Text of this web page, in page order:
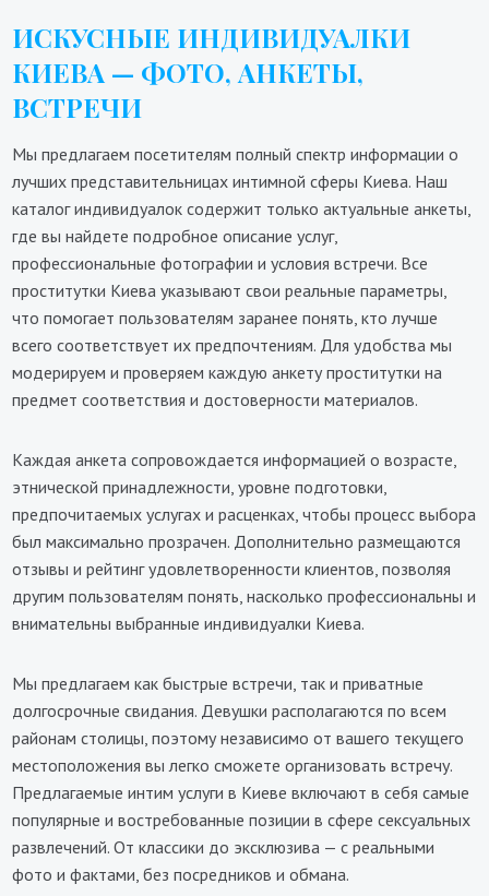
ИСКУСНЫЕ ИНДИВИДУАЛКИ
КИЕВА — ФОТО, АНКЕТЫ,
ВСТРЕЧИ
Мы предлагаем посетителям полный спектр информации о
лучших представительницах интимной сферы Киева. Наш
каталог индивидуалок содержит только актуальные анкеты,
где вы найдете подробное описание услуг,
профессиональные фотографии и условия встречи. Все
проститутки Киева указывают свои реальные параметры,
что помогает пользователям заранее понять, кто лучше
всего соответствует их предпочтениям. Для удобства мы
модерируем и проверяем каждую анкету проститутки на
предмет соответствия и достоверности материалов.
Каждая анкета сопровождается информацией о возрасте,
этнической принадлежности, уровне подготовки,
предпочитаемых услугах и расценках, чтобы процесс выбора
был максимально прозрачен. Дополнительно размещаются
отзывы и рейтинг удовлетворенности клиентов, позволяя
другим пользователям понять, насколько профессиональны и
внимательны выбранные индивидуалки Киева.
Мы предлагаем как быстрые встречи, так и приватные
долгосрочные свидания. Девушки располагаются по всем
районам столицы, поэтому независимо от вашего текущего
местоположения вы легко сможете организовать встречу.
Предлагаемые интим услуги в Киеве включают в себя самые
популярные и востребованные позиции в сфере сексуальных
развлечений. От классики до эксклюзива — с реальными
фото и фактами, без посредников и обмана.